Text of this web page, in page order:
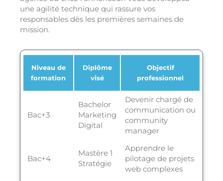
une agilité technique qui rassure vos
responsables dès les premières semaines de
mission.
Niveau de
formation
Diplôme
visé
Objectif
professionnel
Bac+3
Bachelor
Marketing
Digital
Devenir chargé de
communication ou
community
manager
Bac+4
Mastère 1
Stratégie
Apprendre le
pilotage de projets
web complexes